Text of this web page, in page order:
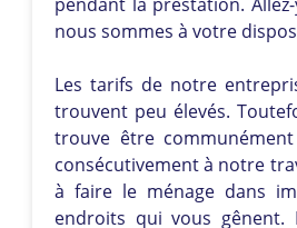
nous sommes à votre
Les tarifs de notre
trouvent peu élevés.
trouve être
consécutivement à notre
à faire le ménage dans
endroits qui vous gênent.